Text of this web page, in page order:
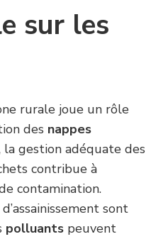
sur les
rurale joue un rôle
des nappes
la gestion adéquate des
contribue à
contamination.
sont
polluants peuvent